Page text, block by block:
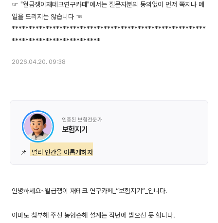
☞ "월급쟁이재테크연구카페"에서는 질문자분의 동의없이 먼저 쪽지나 메
일을 드리지는 않습니다 ☜
*********************************************************
2026.04.20. 09:38
인증된 보험전문가
보험지기
📌 널리 인간을 이롭게하자
안녕하세요~월급쟁이 재테크 연구카페_”보험지기“_입니다.
아마도 첨부해 주신 농협손해 설계는 작년에 받으신 듯 합니다.